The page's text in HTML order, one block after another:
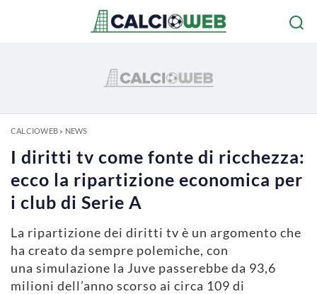
CALCIOWEB» NEWS
I diritti tv come fonte di ricchezza:
ecco la ripartizione economica per
i club di Serie A
La ripartizione dei diritti tv è un argomento che
ha creato da sempre polemiche, con
una simulazione la Juve passerebbe da 93,6
milioni dell’anno scorso ai circa 109 di